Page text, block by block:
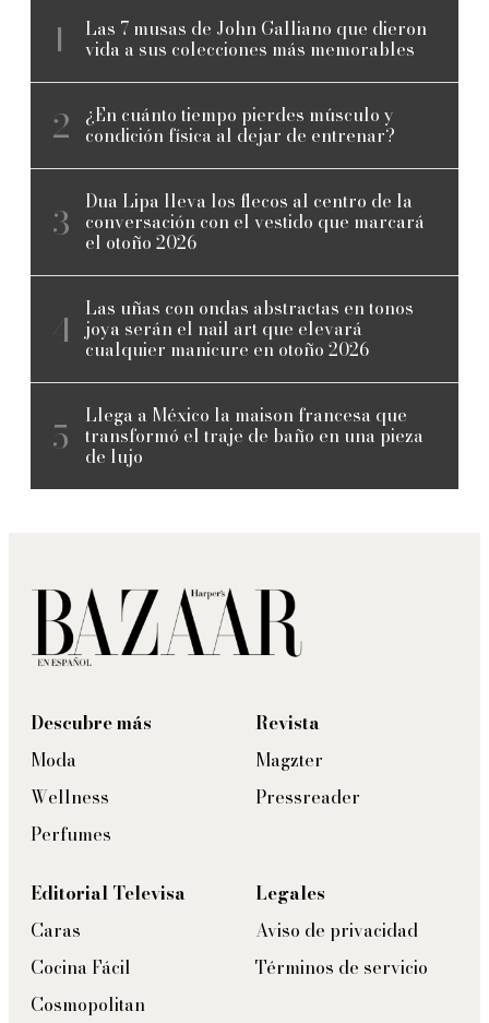
Las 7 musas de John Galliano que dieron
vida a sus colecciones más memorables
¿En cuánto tiempo pierdes músculo y
condición física al dejar de entrenar?
Dua Lipa lleva los flecos al centro de la
conversación con el vestido que marcará
el otoño 2026
Las uñas con ondas abstractas en tonos
joya serán el nail art que elevará
cualquier manicure en otoño 2026
Llega a México la maison francesa que
transformó el traje de baño en una pieza
de lujo
Descubre más
Moda
Wellness
Perfumes
Revista
Magzter
Pressreader
Editorial Televisa
Caras
Cocina Fácil
Cosmopolitan
Legales
Aviso de privacidad
Términos de servicio